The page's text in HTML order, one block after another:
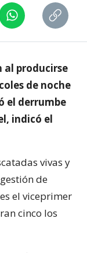
al producirse
de noche
el derrumbe
indicó el
vivas y
de
el viceprimer
cinco los